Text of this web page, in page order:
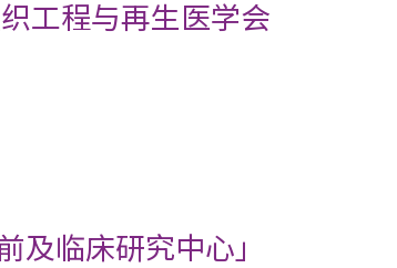
工程与再生医学会
及临床研究中心」